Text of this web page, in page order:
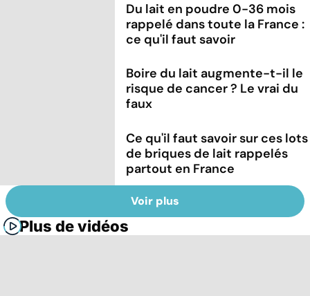
Du lait en poudre 0-36 mois
rappelé dans toute la France :
ce qu'il faut savoir
Boire du lait augmente-t-il le
risque de cancer ? Le vrai du
faux
Ce qu'il faut savoir sur ces lots
de briques de lait rappelés
partout en France
Voir plus
Plus de vidéos